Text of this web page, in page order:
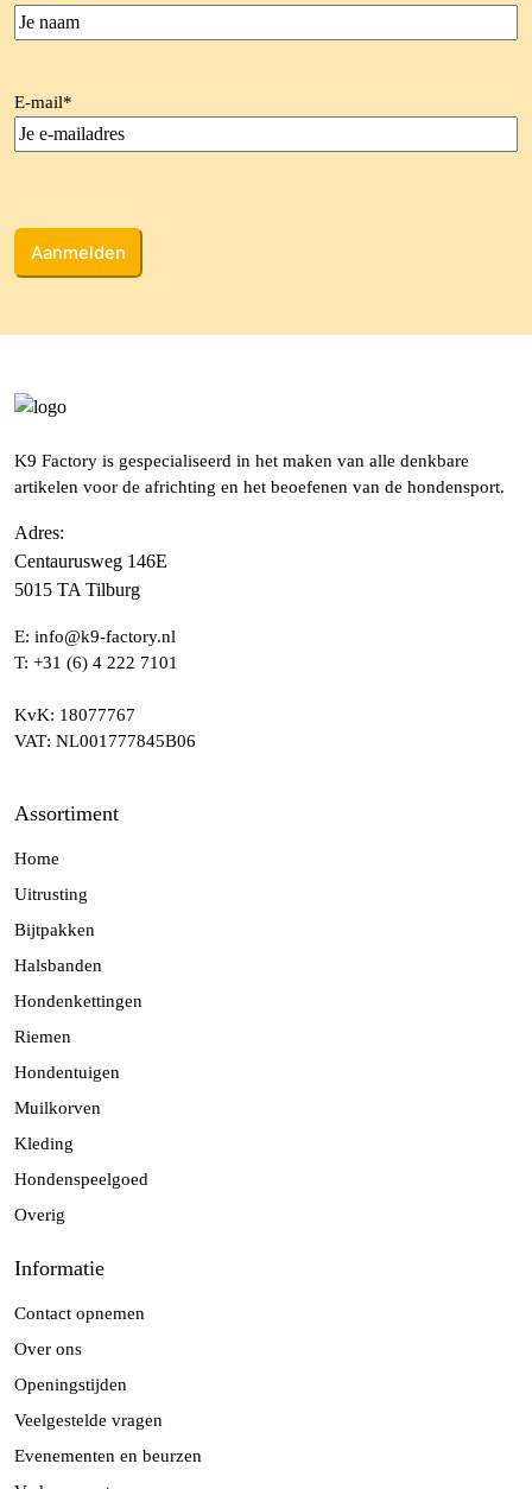
E-mail*
K9 Factory is gespecialiseerd in het maken van alle denkbare
artikelen voor de africhting en het beoefenen van de hondensport.
Adres:
Centaurusweg 146E
5015 TA Tilburg
E: info@k9-factory.nl
T: +31 (6) 4 222 7101
KvK: 18077767
VAT: NL001777845B06
Assortiment
Home
Uitrusting
Bijtpakken
Halsbanden
Hondenkettingen
Riemen
Hondentuigen
Muilkorven
Kleding
Hondenspeelgoed
Overig
Informatie
Contact opnemen
Over ons
Openingstijden
Veelgestelde vragen
Evenementen en beurzen